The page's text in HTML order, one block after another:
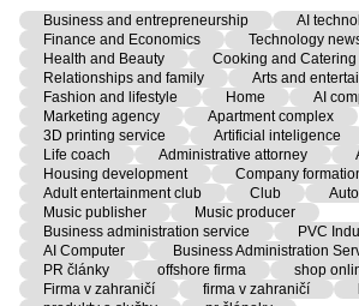
Business and entrepreneurship AI
Finance and Economics
Technology
Health and Beauty
Cooking and Catering
Relationships and family
Arts and
Fashion and lifestyle
Home
AI
Marketing agency
Apartment complex
3D printing service
Artificial inteligence
Life coach
Administrative attorney
Housing development
Company
Adult entertainment club
Club
Music publisher
Music producer
Business administration service
PVC
AI Computer
Business Administration
PR články
offshore firma
shop
Firma v zahraničí
firma v zahraničí